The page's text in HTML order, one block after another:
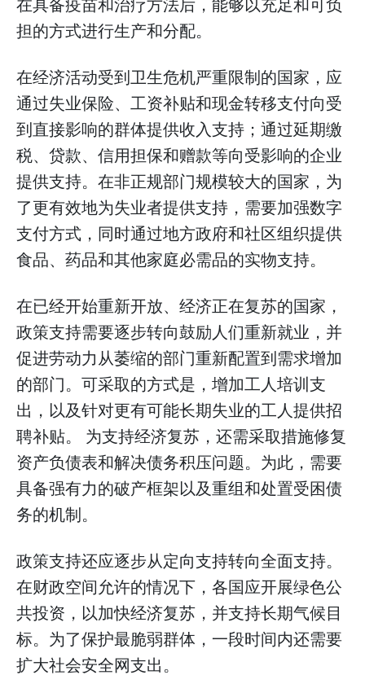
担的方式进行生产和分配。
在经济活动受到卫生危机严重限制的国家，应
通过失业保险、工资补贴和现金转移支付向受
到直接影响的群体提供收入支持；通过延期缴
税、贷款、信用担保和赠款等向受影响的企业
提供支持。在非正规部门规模较大的国家，为
了更有效地为失业者提供支持，需要加强数字
支付方式，同时通过地方政府和社区组织提供
食品、药品和其他家庭必需品的实物支持。
在已经开始重新开放、经济正在复苏的国家，
政策支持需要逐步转向鼓励人们重新就业，并
促进劳动力从萎缩的部门重新配置到需求增加
的部门。可采取的方式是，增加工人培训支
出，以及针对更有可能长期失业的工人提供招
聘补贴。 为支持经济复苏，还需采取措施修复
资产负债表和解决债务积压问题。为此，需要
具备强有力的破产框架以及重组和处置受困债
务的机制。
政策支持还应逐步从定向支持转向全面支持。
在财政空间允许的情况下，各国应开展绿色公
共投资，以加快经济复苏，并支持长期气候目
标。为了保护最脆弱群体，一段时间内还需要
扩大社会安全网支出。